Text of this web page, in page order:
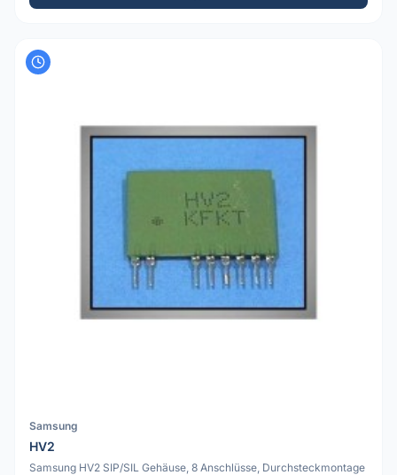
Samsung
HV2
Samsung HV2 SIP/SIL Gehäuse, 8 Anschlüsse, Durchsteckmontage